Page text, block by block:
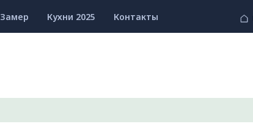
Замер Кухни 2025 Контакты